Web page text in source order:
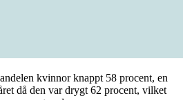
kvinnor knappt 58 procent, en
då den var drygt 62 procent, vilket